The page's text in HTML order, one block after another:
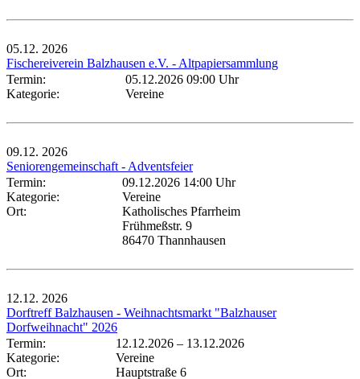
05.12. 2026
Fischereiverein Balzhausen e.V. - Altpapiersammlung
Termin:
05.12.2026 09:00 Uhr
Kategorie:
Vereine
09.12. 2026
Seniorengemeinschaft - Adventsfeier
Termin:
09.12.2026 14:00 Uhr
Kategorie:
Vereine
Ort:
Katholisches Pfarrheim
Frühmeßstr. 9
86470 Thannhausen
12.12. 2026
Dorftreff Balzhausen - Weihnachtsmarkt "Balzhauser
Dorfweihnacht" 2026
Termin:
12.12.2026 – 13.12.2026
Kategorie:
Vereine
Ort:
Hauptstraße 6